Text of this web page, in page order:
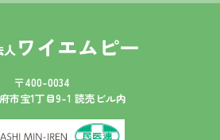
〒400-0034
市宝1丁目9-1 読売ビル内